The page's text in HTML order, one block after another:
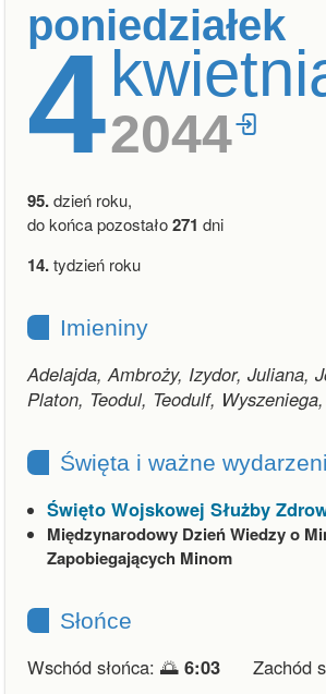
poniedziałek
42044
95.dzień roku,
do końca pozostało271 dni
14.tydzień roku
Imieniny
Adelajda, Ambroży, Izydor, Juliana,
Platon, Teodul, Teodulf,
Święta i ważne
Święto Wojskowej Służby
Międzynarodowy Dzień Wiedzy o
Zapobiegających Minom
Słońce
Wschód słońca: 🌅 6:03 Zachód